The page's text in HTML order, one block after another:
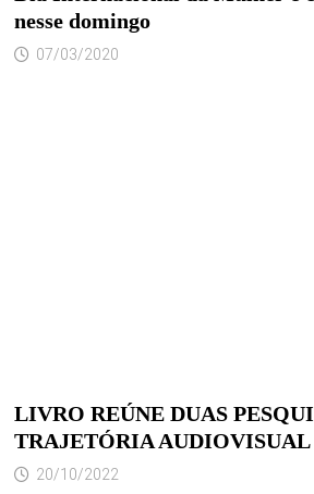
nesse domingo
07/03/2020
LIVRO REÚNE DUAS
TRAJETÓRIA
20/10/2022